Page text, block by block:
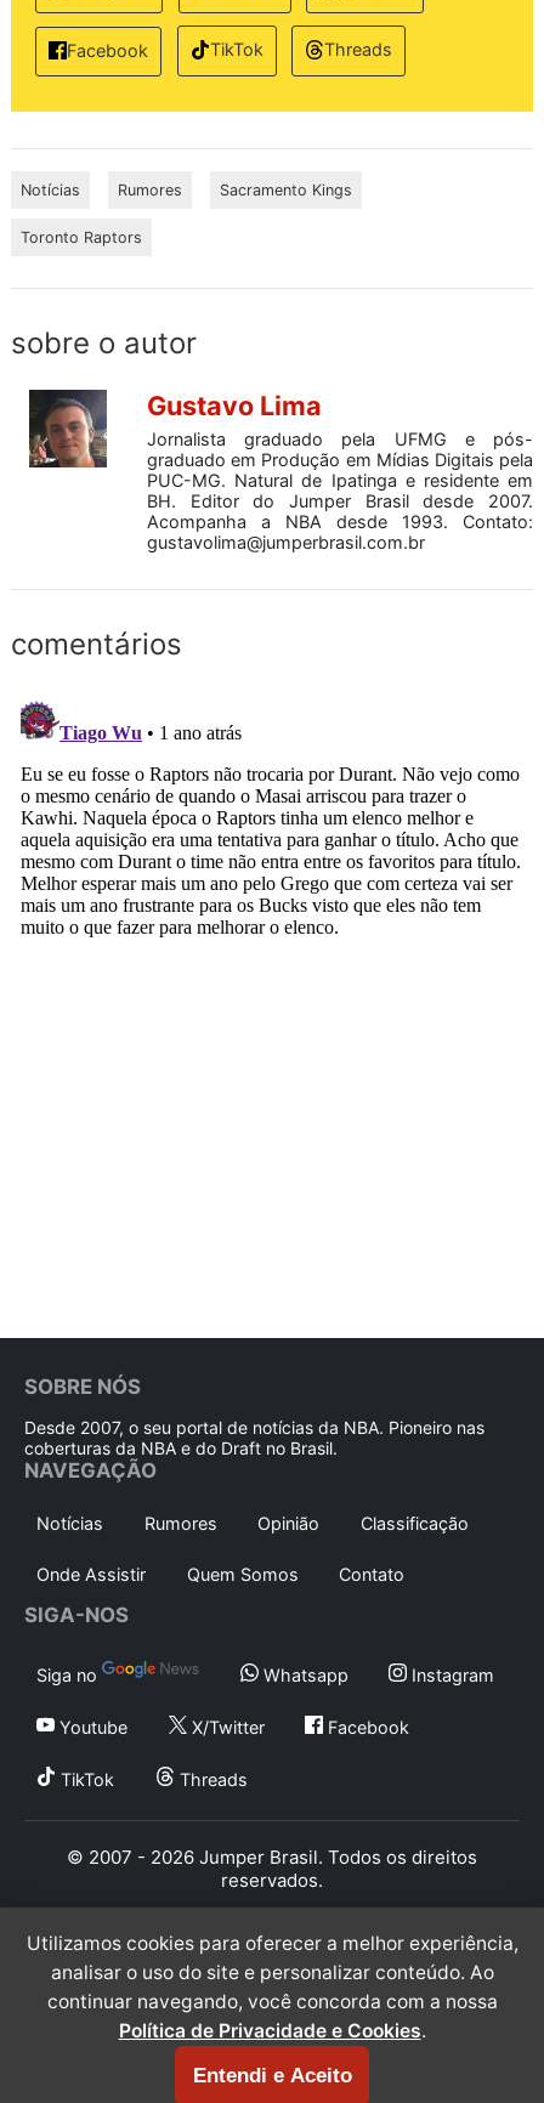
Facebook TikTok Threads
Notícias Rumores Sacramento Kings
Toronto Raptors
sobre o autor
Gustavo Lima
Jornalista graduado pela UFMG e pós-
graduado em Produção em Mídias Digitais pela
PUC-MG. Natural de Ipatinga e residente em
BH. Editor do Jumper Brasil desde 2007.
Acompanha a NBA desde 1993. Contato:
gustavolima@jumperbrasil.com.br
comentários
SOBRE NÓS
Desde 2007, o seu portal de notícias da NBA. Pioneiro nas
coberturas da NBA e do Draft no Brasil.
NAVEGAÇÃO
Notícias Rumores Opinião Classificação
Onde Assistir Quem Somos Contato
SIGA-NOS
Siga no Whatsapp Instagram
Youtube X/Twitter Facebook
TikTok Threads
© 2007 - 2026 Jumper Brasil. Todos os direitos
reservados.
Utilizamos cookies para oferecer a melhor experiência,
analisar o uso do site e personalizar conteúdo. Ao
continuar navegando, você concorda com a nossa
Política de Privacidade e Cookies.
Entendi e Aceito